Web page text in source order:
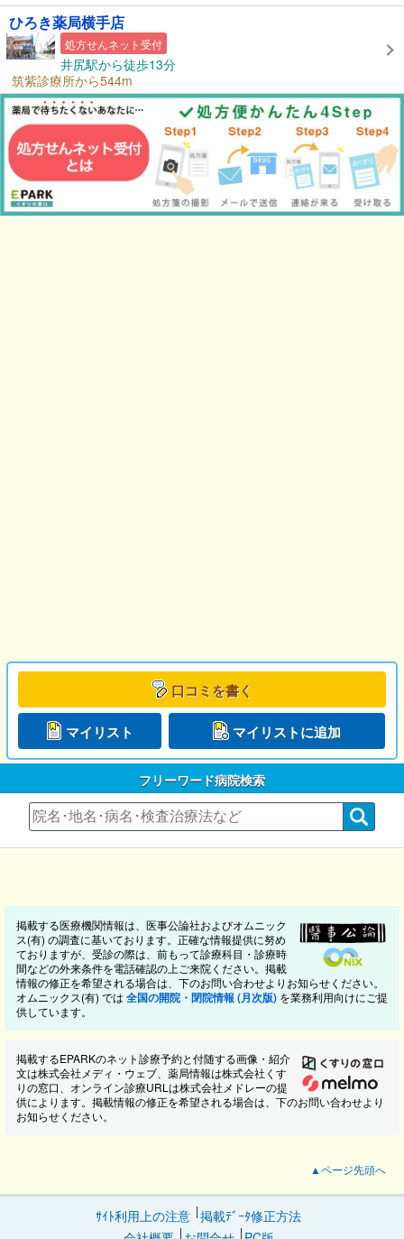
ひろき薬局横手店
処方せんネット受付
井尻駅から徒歩13分
筑紫診療所から544m
口コミを書く
マイリスト マイリストに追加
フリーワード病院検索
掲載する医療機関情報は、医事公論社およびオムニック
ス(有) の調査に基いております。正確な情報提供に努め
ておりますが、受診の際は、前もって診療科目・診療時
間などの外来条件を電話確認の上ご来院ください。掲載
情報の修正を希望される場合は、下のお問い合わせよりお知らせください。
オムニックス(有) では 全国の開院・閉院情報 (月次版) を業務利用向けにご提
供しています。
掲載するEPARKのネット診療予約と付随する画像・紹介
文は株式会社メディ・ウェブ、薬局情報は株式会社くす
りの窓口、オンライン診療URLは株式会社メドレーの提
供によります。掲載情報の修正を希望される場合は、下のお問い合わせより
お知らせください。
▲ページ先頭へ
ｻｲﾄ利用上の注意 掲載ﾃﾞｰﾀ修正方法